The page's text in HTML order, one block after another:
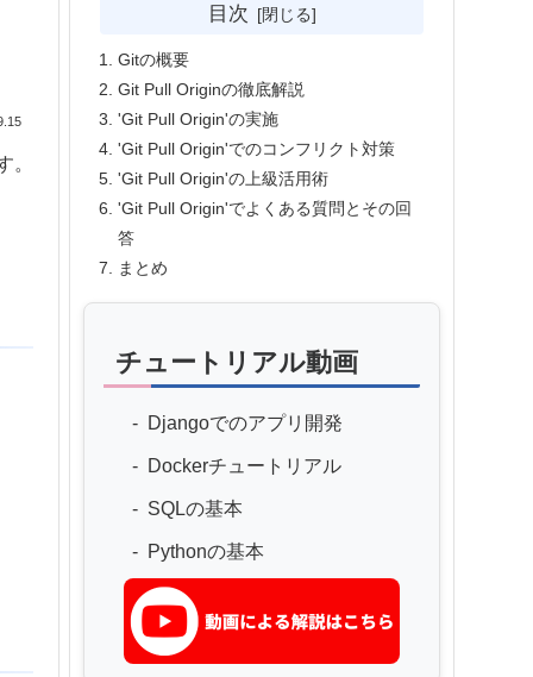
。
目次
Gitの概要
Git Pull Originの徹底解説
'Git Pull Origin'の実施
'Git Pull Origin'でのコンフリクト対策
'Git Pull Origin'の上級活用術
'Git Pull Origin'でよくある質問とその回
答
まとめ
チュートリアル動画
Djangoでのアプリ開発
Dockerチュートリアル
SQLの基本
Pythonの基本